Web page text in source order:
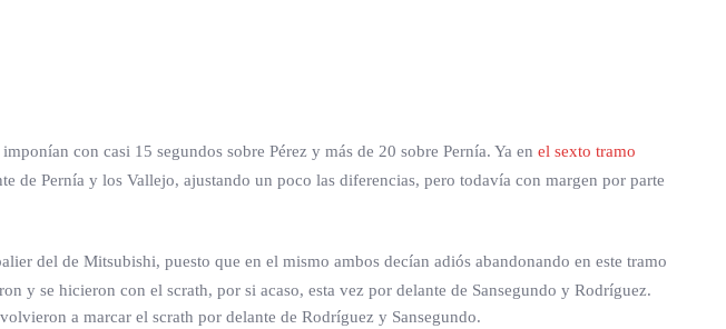
con casi 15 segundos sobre Pérez y más de 20 sobre Pernía. Ya en el sexto tramo
de Pernía y los Vallejo, ajustando un poco las diferencias, pero todavía con margen por parte
del de Mitsubishi, puesto que en el mismo ambos decían adiós abandonando en este tramo
y se hicieron con el scrath, por si acaso, esta vez por delante de Sansegundo y Rodríguez.
a marcar el scrath por delante de Rodríguez y Sansegundo.